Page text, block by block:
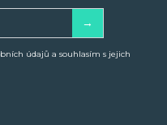
údajů a souhlasím s jejich